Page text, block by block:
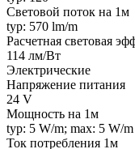
Световой поток на 1м
typ: 570 lm/m
Расчетная световая
114 лм/Вт
Электрические
Напряжение питания
24 V
Мощность на 1м
typ: 5 W/m; max: 5 W/m
Ток потребления 1м